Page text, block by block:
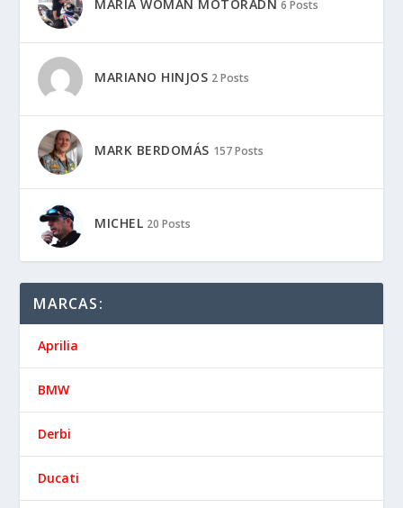
MARÍA WOMAN MOTORADN 6 Posts
MARIANO HINJOS 2 Posts
MARK BERDOMÁS 157 Posts
MICHEL 20 Posts
MARCAS:
Aprilia
BMW
Derbi
Ducati